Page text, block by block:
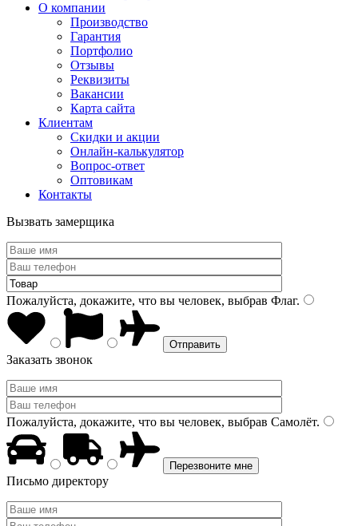
О компании
Производство
Гарантия
Портфолио
Отзывы
Реквизиты
Вакансии
Карта сайта
Клиентам
Скидки и акции
Онлайн-калькулятор
Вопрос-ответ
Оптовикам
Контакты
Вызвать замерщика
Пожалуйста, докажите, что вы человек, выбрав Флаг.
Заказать звонок
Пожалуйста, докажите, что вы человек, выбрав Самолёт.
Письмо директору